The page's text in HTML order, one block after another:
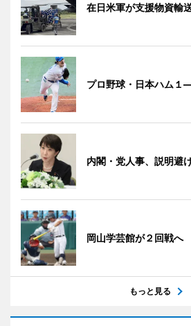
在日米軍が支援物資輸
プロ野球・日本ハム１
内閣・党人事、説明避
岡山学芸館が２回戦
もっと見る